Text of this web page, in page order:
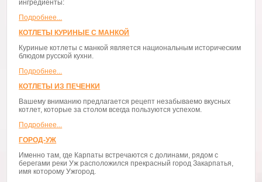
ингредиенты:
Подробнее...
КОТЛЕТЫ КУРИНЫЕ С МАНКОЙ
Куриные котлеты с манкой является национальным историческим
блюдом русской кухни.
Подробнее...
КОТЛЕТЫ ИЗ ПЕЧЕНКИ
Вашему вниманию предлагается рецепт незабываемо вкусных
котлет, которые за столом всегда пользуются успехом.
Подробнее...
ГОРОД-УЖ
Именно там, где Карпаты встречаются с долинами, рядом с
берегами реки Уж расположился прекрасный город Закарпатья,
имя которому Ужгород.